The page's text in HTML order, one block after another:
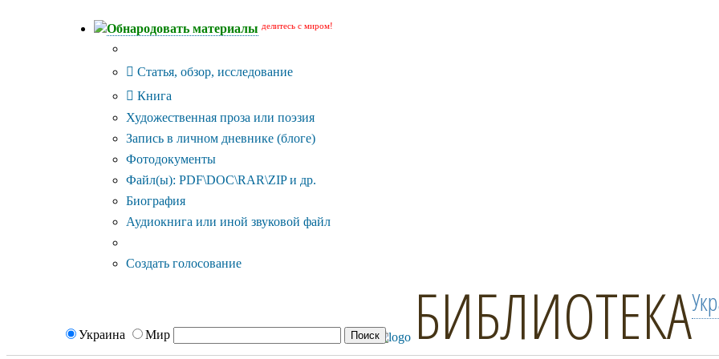
Обнародовать материалы делитесь с миром!
Статья, обзор, исследование
Книга
Художественная проза или поэзия
Запись в личном дневнике (блоге)
Фотодокументы
Файл(ы): PDF\DOC\RAR\ZIP и др.
Биография
Аудиокнига или иной звуковой файл
Создать голосование
Украина Мир БИБЛИОТЕКА